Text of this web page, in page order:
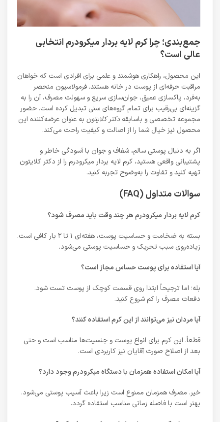
جمع‌بندی؛ چرا کرم لایه بردار میکرودرم انتخابی
عالی است؟
این محصول، راهکاری هوشمند و علمی برای افرادی است که خواهان
مراقبت حرفه‌ای از پوست در خانه هستند. فرمولاسیون منحصر
به‌فرد، پاکسازی عمیق، جوان‌سازی سریع و سهولت مصرف، آن را به
گزینه‌ای بی‌رقیب برای تمام گروه‌های سنی تبدیل کرده است. حضور
مجموعه تخصصی و باسابقه دکتر کلایتون به عنوان عرضه‌کننده‌ این
محصول نیز خیال شما را از اصالت و کیفیت راحت می‌کند.
اگر به دنبال پوستی سالم، شفاف و جوان با آسودگی خاطر و
پشتیبانی واقعی هستید، کرم لایه بردار میکرودرم را از دکتر کلایتون
تهیه کنید و تفاوت را به‌وضوح تجربه کنید.
سوالات متداول (FAQ)
کرم لایه بردار میکرودرم هر چند وقت باید مصرف شود؟
بسته به ضخامت و حساسیت پوست، هفته‌ای ۱ تا ۲ بار کافی است.
زیاده‌روی سبب تحریک و حساسیت پوستی می‌شود.
آیا استفاده برای پوست حساس مجاز است؟
بله؛ اما ترجیحاً ابتدا روی قسمت کوچک از پوست تست شود.
دفعات مصرف را کم شروع کنید.
آیا مردان نیز می‌توانند از این کرم استفاده کنند؟
قطعاً. این کرم برای انواع پوست و جنسیت‌ها مناسب است و حتی
بعد از اصلاح صورت آقایان نیز کاربردی است.
آیا امکان استفاده همزمان با دستگاه میکرودرم وجود دارد؟
خیر. مصرف همزمان ممنوع است زیرا باعث آسیب پوستی می‌شود.
بهتر است با فاصله زمانی مناسب استفاده گردد.